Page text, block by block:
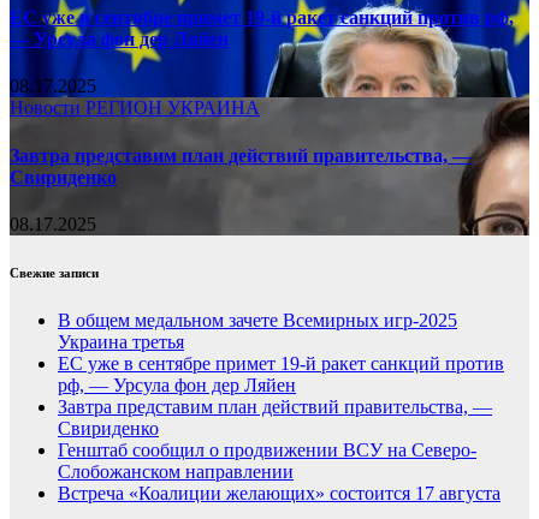
ЕС уже в сентябре примет 19-й ракет санкций против рф,
— Урсула фон дер Ляйен
08.17.2025
Новости РЕГИОН УКРАИНА
Завтра представим план действий правительства, —
Свириденко
08.17.2025
Свежие записи
В общем медальном зачете Всемирных игр-2025
Украина третья
ЕС уже в сентябре примет 19-й ракет санкций против
рф, — Урсула фон дер Ляйен
Завтра представим план действий правительства, —
Свириденко
Генштаб сообщил о продвижении ВСУ на Северо-
Слобожанском направлении
Встреча «Коалиции желающих» состоится 17 августа